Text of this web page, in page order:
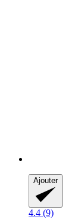
Ajouter
4.4 (9)